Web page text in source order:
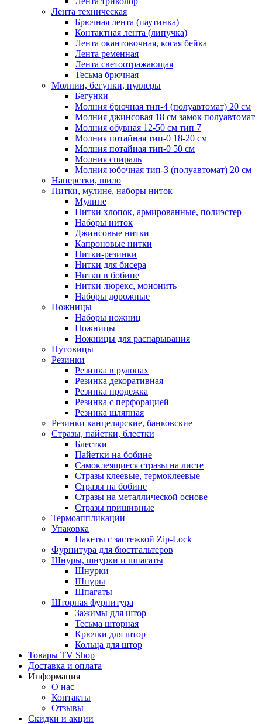
Лента техническая
Брючная лента (паутинка)
Контактная лента (липучка)
Лента окантовочная, косая бейка
Лента ременная
Лента светоотражающая
Тесьма брючная
Молнии, бегунки, пуллеры
Бегунки
Молния брючная тип-4 (полуавтомат) 20 см
Молния джинсовая 18 см замок полуавтомат
Молния обувная 12-50 см тип 7
Молния потайная тип-0 18-20 см
Молния потайная тип-0 50 см
Молния спираль
Молния юбочная тип-3 (полуавтомат) 20 см
Наперстки, шило
Нитки, мулине, наборы ниток
Мулине
Нитки хлопок, армированные, полиэстер
Наборы ниток
Джинсовые нитки
Капроновые нитки
Нитки-резинки
Нитки для бисера
Нитки в бобине
Нитки люрекс, мононить
Наборы дорожные
Ножницы
Наборы ножниц
Ножницы
Ножницы для распарывания
Пуговицы
Резинки
Резинка в рулонах
Резинка декоративная
Резинка продежка
Резинка с перфорацией
Резинка шляпная
Резинки канцелярские, банковские
Стразы, пайетки, блестки
Блестки
Пайетки на бобине
Самоклеящиеся стразы на листе
Стразы клеевые, термоклеевые
Стразы на бобине
Стразы на металлической основе
Стразы пришивные
Термоаппликации
Упаковка
Пакеты с застежкой Zip-Lock
Фурнитура для бюстгальтеров
Шнуры, шнурки и шпагаты
Шнурки
Шнуры
Шпагаты
Шторная фурнитура
Зажимы для штор
Тесьма шторная
Крючки для штор
Кольца для штор
Товары TV Shop
Доставка и оплата
Информация
О нас
Контакты
Отзывы
Скидки и акции